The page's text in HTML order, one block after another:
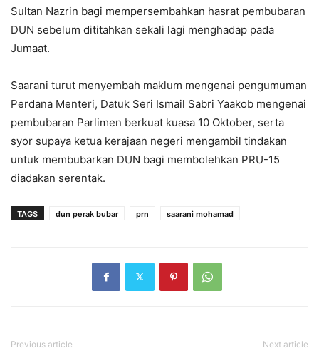
Sultan Nazrin bagi mempersembahkan hasrat pembubaran
DUN sebelum dititahkan sekali lagi menghadap pada
Jumaat.
Saarani turut menyembah maklum mengenai pengumuman
Perdana Menteri, Datuk Seri Ismail Sabri Yaakob mengenai
pembubaran Parlimen berkuat kuasa 10 Oktober, serta
syor supaya ketua kerajaan negeri mengambil tindakan
untuk membubarkan DUN bagi membolehkan PRU-15
diadakan serentak.
TAGS dun perak bubar prn saarani mohamad
Previous article Next article